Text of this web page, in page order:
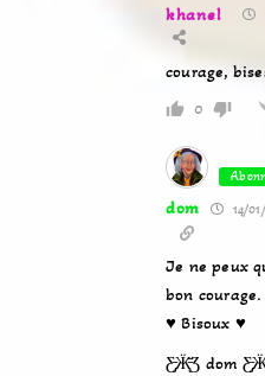
khanel
courage,
0
dom 14/
Je ne peux
bon courage.
♥ Bisoux ♥
Ƹ̵̡Ӝ̵̨̄Ʒ dom